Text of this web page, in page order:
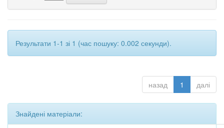
Результати 1-1 зі 1 (час пошуку: 0.002 секунди).
назад 1 далі
Знайдені матеріали: